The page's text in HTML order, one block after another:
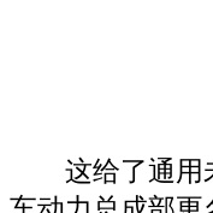
这给了通用未